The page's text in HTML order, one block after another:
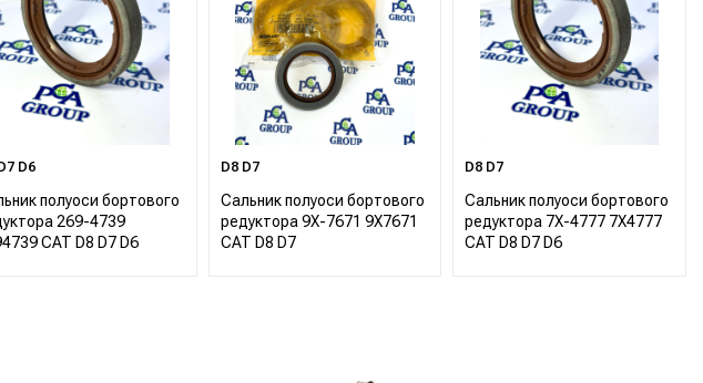
D6
полуоси бортового
269-4739
CAT D8 D7 D6
D8 D7
Сальник полуоси бортового
редуктора 9X-7671 9X7671
CAT D8 D7
D8 D7
Сальник полуоси бортового
редуктора 7X-4777 7X4777
CAT D8 D7 D6